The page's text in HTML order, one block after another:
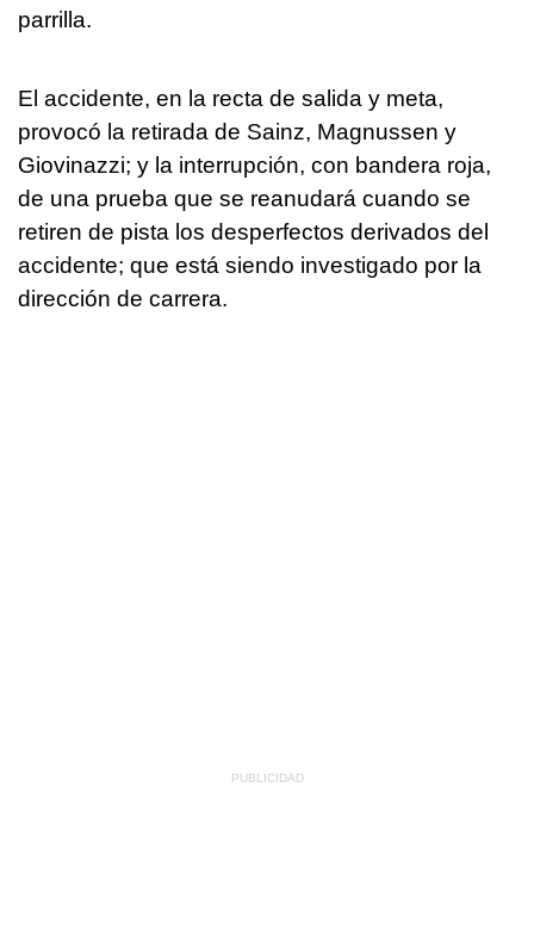
parrilla.
El accidente, en la recta de salida y meta,
provocó la retirada de Sainz, Magnussen y
Giovinazzi; y la interrupción, con bandera roja,
de una prueba que se reanudará cuando se
retiren de pista los desperfectos derivados del
accidente; que está siendo investigado por la
dirección de carrera.